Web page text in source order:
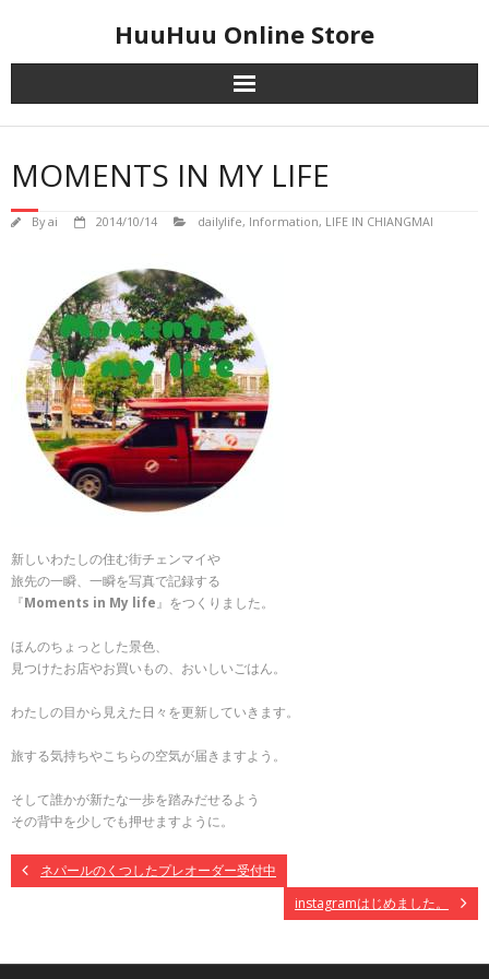
HuuHuu Online Store
MOMENTS IN MY LIFE
Byai 2014/10/14 dailylife, Information, LIFE IN CHIANGMAI
新しいわたしの住む街チェンマイや
旅先の一瞬、一瞬を写真で記録する
『Moments in My life』をつくりました。
ほんのちょっとした景色、
見つけたお店やお買いもの、おいしいごはん。
わたしの目から見えた日々を更新していきます。
旅する気持ちやこちらの空気が届きますよう。
そして誰かが新たな一歩を踏みだせるよう
その背中を少しでも押せますように。
ネパールのくつしたプレオーダー受付中
instagramはじめました。